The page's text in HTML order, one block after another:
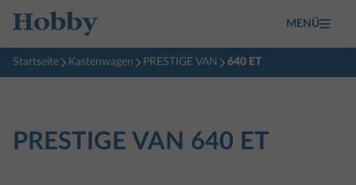
MENÜ
Startseite Kastenwagen PRESTIGE VAN 640 ET
PRESTIGE VAN 640 ET